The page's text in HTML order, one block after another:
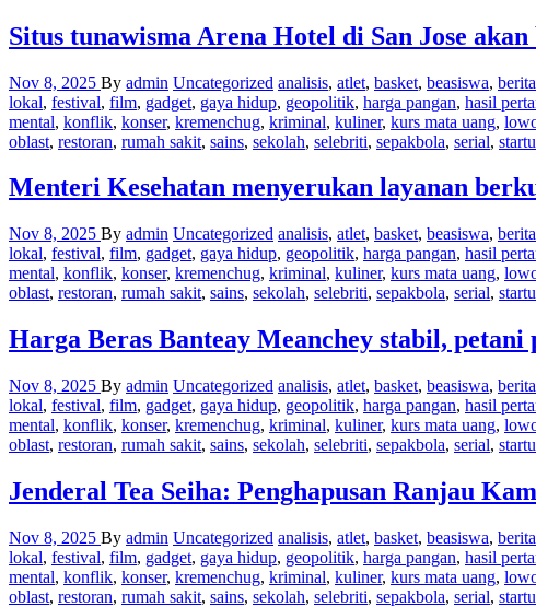
Situs tunawisma Arena Hotel di San Jose
Nov 8, 2025 By admin Uncategorized analisis, atlet, basket, beasiswa, berita
lokal, festival, film, gadget, gaya hidup, geopolitik, harga pangan, hasil
mental, konflik, konser, kremenchug, kriminal, kuliner, kurs mata uang,
oblast, restoran, rumah sakit, sains, sekolah, selebriti, sepakbola, serial,
Menteri Kesehatan menyerukan layanan
Nov 8, 2025 By admin Uncategorized analisis, atlet, basket, beasiswa, berita
lokal, festival, film, gadget, gaya hidup, geopolitik, harga pangan, hasil
mental, konflik, konser, kremenchug, kriminal, kuliner, kurs mata uang,
oblast, restoran, rumah sakit, sains, sekolah, selebriti, sepakbola, serial,
Harga Beras Banteay Meanchey stabil,
Nov 8, 2025 By admin Uncategorized analisis, atlet, basket, beasiswa, berita
lokal, festival, film, gadget, gaya hidup, geopolitik, harga pangan, hasil
mental, konflik, konser, kremenchug, kriminal, kuliner, kurs mata uang,
oblast, restoran, rumah sakit, sains, sekolah, selebriti, sepakbola, serial,
Jenderal Tea Seiha: Penghapusan Ranjau
Nov 8, 2025 By admin Uncategorized analisis, atlet, basket, beasiswa, berita
lokal, festival, film, gadget, gaya hidup, geopolitik, harga pangan, hasil
mental, konflik, konser, kremenchug, kriminal, kuliner, kurs mata uang,
oblast, restoran, rumah sakit, sains, sekolah, selebriti, sepakbola, serial,